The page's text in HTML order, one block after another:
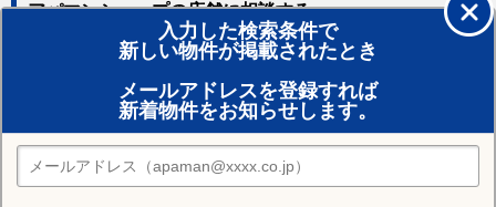
入力した検索条件で
新しい物件が掲載されたとき
メールアドレスを登録すれば
新着物件をお知らせします。
アパマンショップの店舗に相談する
賃貸のプロがお部屋探し！
おまかせ物件リクエスト
住みたい街の店舗を探す
店舗検索